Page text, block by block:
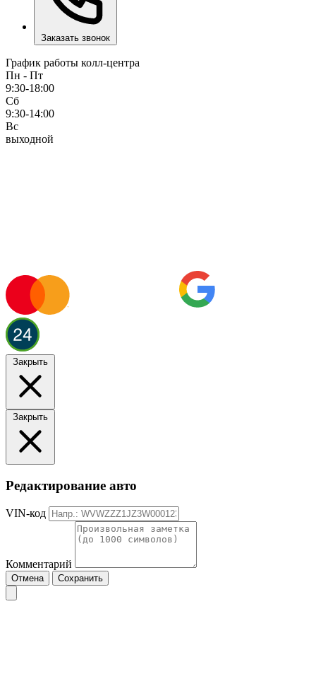
Заказать звонок
График работы колл-центра
Пн - Пт
9:30-18:00
Сб
9:30-14:00
Вс
выходной
Закрыть
Закрыть
Редактирование авто
VIN-код
Комментарий
Отмена Сохранить